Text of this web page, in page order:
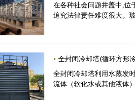
在各种社会问题井盖中,位
追究法律责任难度很大。
全封闭冷却塔(循环方形
全封闭冷却塔利用水蒸发
流体（软化水或其他液体